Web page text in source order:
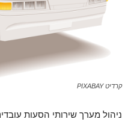
קרדיט PIXABAY
ניהול מערך שירותי הסעות